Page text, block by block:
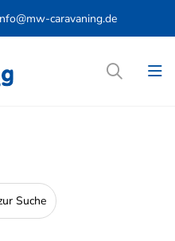
caravaning.de
Suche